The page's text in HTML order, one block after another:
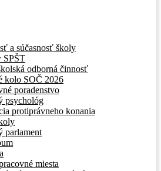
a súčasnosť školy
SPŠT
odborná činnosť
kolo SOČ 2026
poradenstvo
psychológ
protiprávneho konania
parlament
miesta